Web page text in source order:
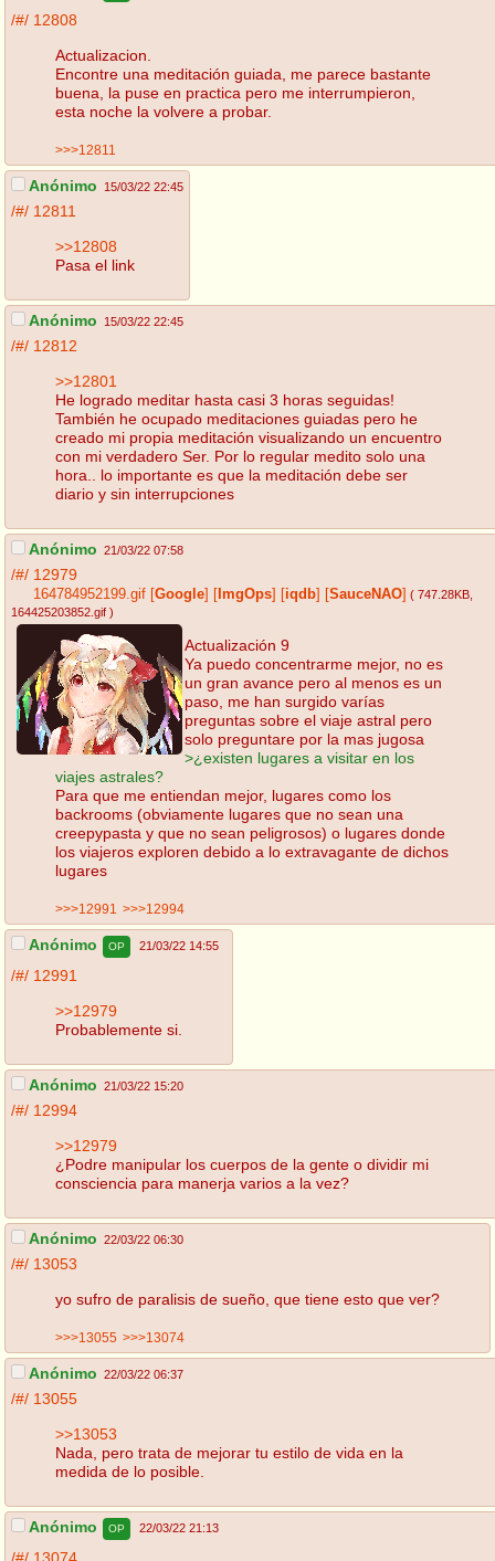
/#/ 12808
Actualizacion.
Encontre una meditación guiada, me parece bastante
buena, la puse en practica pero me interrumpieron,
esta noche la volvere a probar.
>>>12811
Anónimo 15/03/22 22:45
/#/ 12811
>>12808
Pasa el link
Anónimo 15/03/22 22:45
/#/ 12812
>>12801
He logrado meditar hasta casi 3 horas seguidas!
También he ocupado meditaciones guiadas pero he
creado mi propia meditación visualizando un encuentro
con mi verdadero Ser. Por lo regular medito solo una
hora.. lo importante es que la meditación debe ser
diario y sin interrupciones
Anónimo 21/03/22 07:58
/#/ 12979
164784952199.gif Google ImgOps iqdb SauceNAO ( 747.28KB
164425203852.gif )
Actualización 9
Ya puedo concentrarme mejor, no es
un gran avance pero al menos es un
paso, me han surgido varías
preguntas sobre el viaje astral pero
solo preguntare por la mas jugosa
>¿existen lugares a visitar en los
viajes astrales?
Para que me entiendan mejor, lugares como los
backrooms (obviamente lugares que no sean una
creepypasta y que no sean peligrosos) o lugares donde
los viajeros exploren debido a lo extravagante de dichos
lugares
>>>12991 >>>12994
Anónimo OP 21/03/22 14:55
/#/ 12991
>>12979
Probablemente si.
Anónimo 21/03/22 15:20
/#/ 12994
>>12979
¿Podre manipular los cuerpos de la gente o dividir mi
consciencia para manerja varios a la vez?
Anónimo 22/03/22 06:30
/#/ 13053
yo sufro de paralisis de sueño, que tiene esto que ver?
>>>13055 >>>13074
Anónimo 22/03/22 06:37
/#/ 13055
>>13053
Nada, pero trata de mejorar tu estilo de vida en la
medida de lo posible.
Anónimo OP 22/03/22 21:13